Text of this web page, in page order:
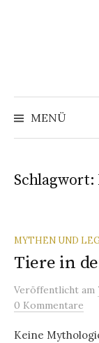
MENÜ
Schlagwort:
MYTHEN UND
Tiere in
Veröffentlicht am
0 Kommentare
Keine